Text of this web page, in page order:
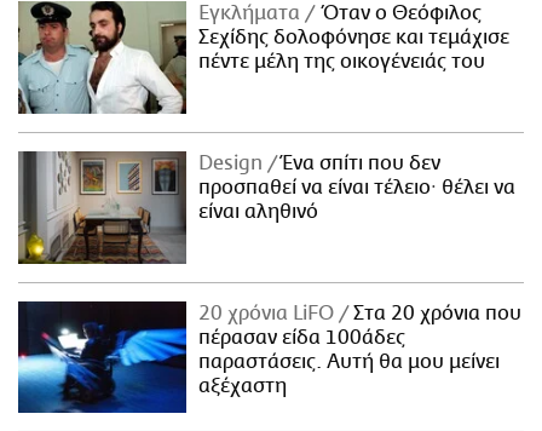
Εγκλήματα
Όταν ο Θεόφιλος
Σεχίδης δολοφόνησε και τεμάχισε
πέντε μέλη της οικογένειάς του
Design
Ένα σπίτι που δεν
προσπαθεί να είναι τέλειο· θέλει να
είναι αληθινό
20 χρόνια LiFO
Στα 20 χρόνια που
πέρασαν είδα 100άδες
παραστάσεις. Αυτή θα μου μείνει
αξέχαστη